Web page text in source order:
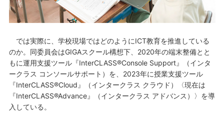
では実際に、学校現場ではどのようにICT教育を推進している
のか。同委員会はGIGAスクール構想下、2020年の端末整備とと
もに運用支援ツール『InterCLASS®Console Support』（インタ
ークラス コンソールサポート）を、2023年に授業支援ツール
『InterCLASS®Cloud』（インタークラス クラウド）〈現在は
『InterCLASS®Advance』（インタークラス アドバンス）〉を導
入している。